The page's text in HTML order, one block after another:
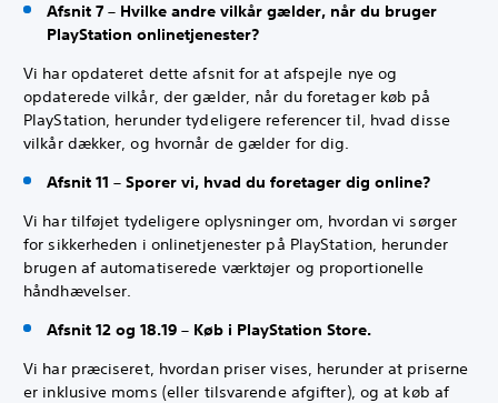
Afsnit 7 – Hvilke andre vilkår gælder, når du bruger
PlayStation onlinetjenester?
Vi har opdateret dette afsnit for at afspejle nye og
opdaterede vilkår, der gælder, når du foretager køb på
PlayStation, herunder tydeligere referencer til, hvad disse
vilkår dækker, og hvornår de gælder for dig.
Afsnit 11 – Sporer vi, hvad du foretager dig online?
Vi har tilføjet tydeligere oplysninger om, hvordan vi sørger
for sikkerheden i onlinetjenester på PlayStation, herunder
brugen af automatiserede værktøjer og proportionelle
håndhævelser.
Afsnit 12 og 18.19 – Køb i PlayStation Store.
Vi har præciseret, hvordan priser vises, herunder at priserne
er inklusive moms (eller tilsvarende afgifter), og at køb af